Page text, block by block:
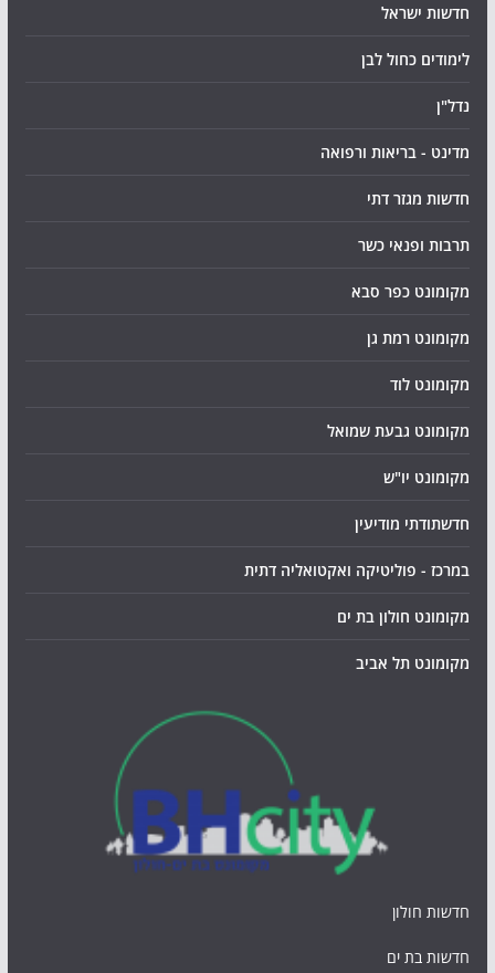
חדשות ישראל
לימודים כחול לבן
נדל"ן
מדינט - בריאות ורפואה
חדשות מגזר דתי
תרבות ופנאי כשר
מקומונט כפר סבא
מקומונט רמת גן
מקומונט לוד
מקומונט גבעת שמואל
מקומונט יו"ש
חדשתודתי מודיעין
במרכז - פוליטיקה ואקטואליה דתית
מקומונט חולון בת ים
מקומונט תל אביב
חדשות חולון
חדשות בת ים